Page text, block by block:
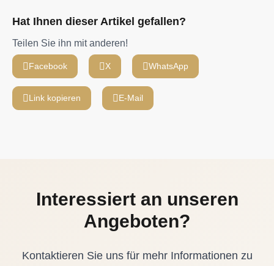
Hat Ihnen dieser Artikel gefallen?
Teilen Sie ihn mit anderen!
Facebook X WhatsApp
Link kopieren E-Mail
Interessiert an unseren
Angeboten?
Kontaktieren Sie uns für mehr Informationen zu